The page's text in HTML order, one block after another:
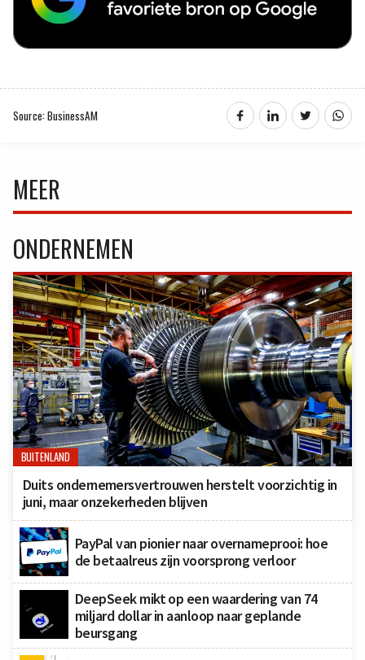
Source: BusinessAM
MEER
ONDERNEMEN
BUITENLAND
Duits ondernemersvertrouwen herstelt voorzichtig in
juni, maar onzekerheden blijven
PayPal van pionier naar overnameprooi: hoe
de betaalreus zijn voorsprong verloor
DeepSeek mikt op een waardering van 74
miljard dollar in aanloop naar geplande
beursgang